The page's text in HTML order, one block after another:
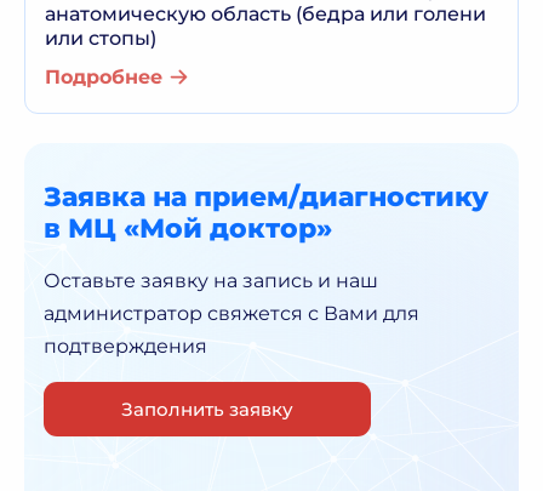
анатомическую область (бедра или голени
или стопы)
Подробнее
Заявка на прием/диагностику
в МЦ «Мой доктор»
Оставьте заявку на запись и наш
администратор свяжется с Вами для
подтверждения
Заполнить заявку